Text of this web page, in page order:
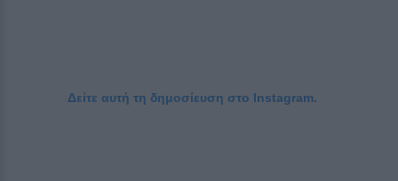
Δείτε αυτή τη δημοσίευση στο Instagram.